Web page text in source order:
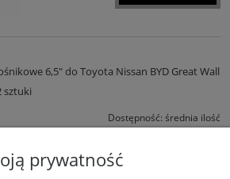
6,5" do Toyota Nissan BYD Great Wall
sztuki
Dostępność: średnia ilość
Wysyłka w:1 dzień
prywatność